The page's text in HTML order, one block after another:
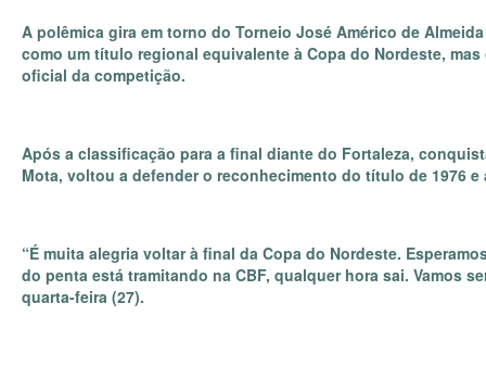
A polêmica gira em torno do Torneio José Américo de
como um título regional equivalente à Copa do Nordeste,
oficial da competição.
Após a classificação para a final diante do Fortaleza,
Mota, voltou a defender o reconhecimento do título de 1976
“É muita alegria voltar à final da Copa do Nordeste.
do penta está tramitando na CBF, qualquer hora sai. Vamos
quarta-feira (27).